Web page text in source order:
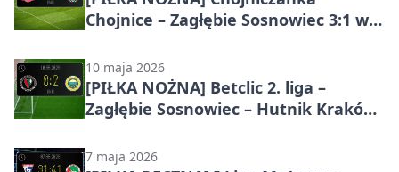
Chojnice – Zagłębie Sosnowiec 3:1 w
ustawili mecz
10 maja 2026
[PIŁKA NOŻNA] Betclic 2. liga –
Zagłębie Sosnowiec – Hutnik Kraków
Sosnowcu
7 maja 2026